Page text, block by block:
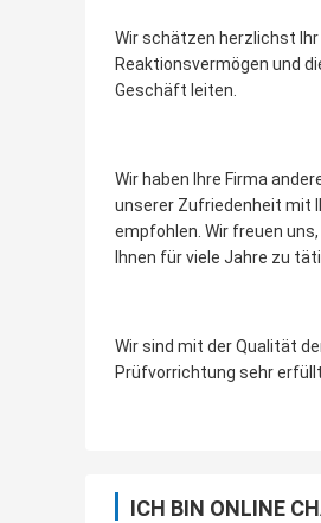
Wir schätzen herzlichst Ihr
Reaktionsvermögen und
Geschäft leiten.
Wir haben Ihre Firma
unserer Zufriedenheit mit
empfohlen. Wir freuen
Ihnen für viele Jahre zu
Wir sind mit der Qualität
Prüfvorrichtung sehr
ICH BIN ONLINE